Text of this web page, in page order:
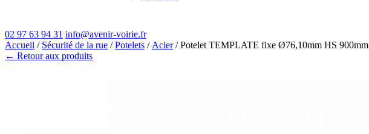
02 97 63 94 31 info@avenir-voirie.fr
Accueil / Sécurité de la rue /Potelets / Acier/ Potelet TEMPLATE fixe Ø76,10mm HS 900mm
← Retour aux produits